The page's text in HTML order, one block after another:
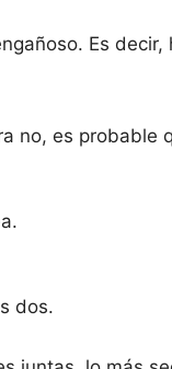
Es
no, es probable
dos.